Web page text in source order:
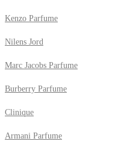
Kenzo Parfume
Nilens Jord
Marc Jacobs Parfume
Burberry Parfume
Clinique
Armani Parfume